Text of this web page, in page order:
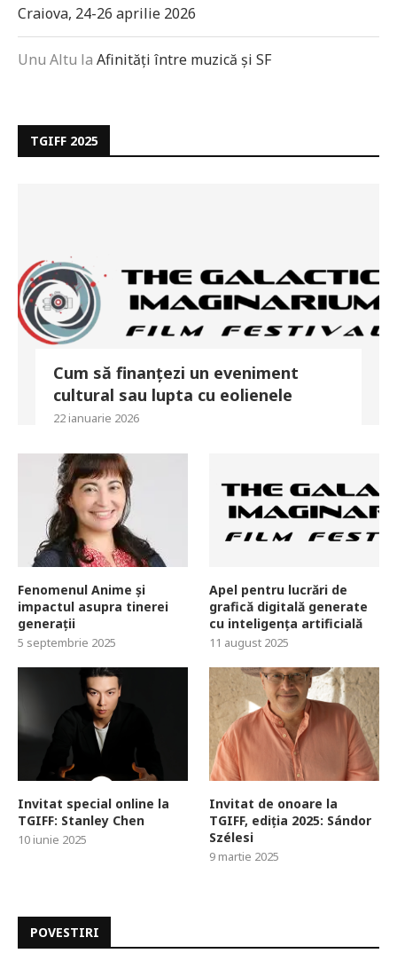
Craiova, 24-26 aprilie 2026
Unu Altu la Afinități între muzică și SF
TGIFF 2025
Cum să finanțezi un eveniment
cultural sau lupta cu eolienele
22 ianuarie 2026
Fenomenul Anime și
impactul asupra tinerei
generații
5 septembrie 2025
Apel pentru lucrări de
grafică digitală generate
cu inteligența artificială
11 august 2025
Invitat special online la
TGIFF: Stanley Chen
10 iunie 2025
Invitat de onoare la
TGIFF, ediția 2025: Sándor
Szélesi
9 martie 2025
POVESTIRI